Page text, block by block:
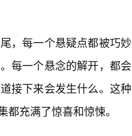
，每一个悬疑点都被巧妙
每一个悬念的解开，都会
接下来会发生什么。这种
充满了惊喜和惊悚。